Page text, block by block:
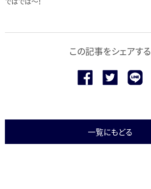
この記事をシェアする
一覧にもどる